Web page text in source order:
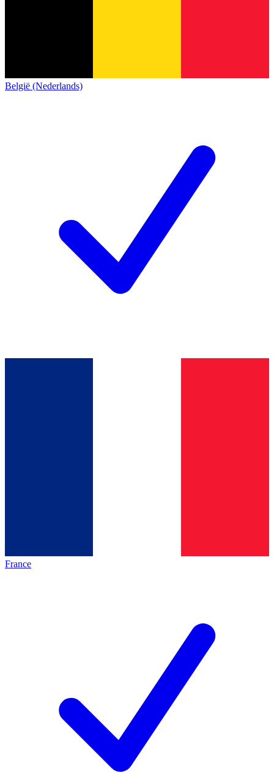
België (Nederlands)
France